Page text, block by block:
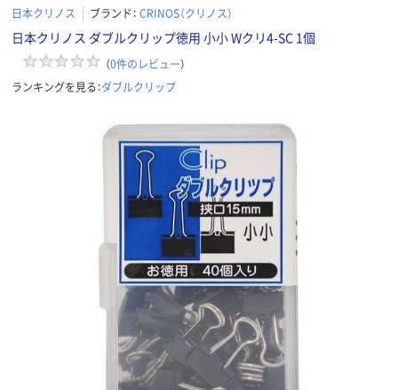
日本クリノス ブランド： CRINOS（クリノス）
日本クリノス ダブルクリップ徳用 小小 Wクリ4-SC 1個
（0件のレビュー）
ランキングを見る：ダブルクリップ